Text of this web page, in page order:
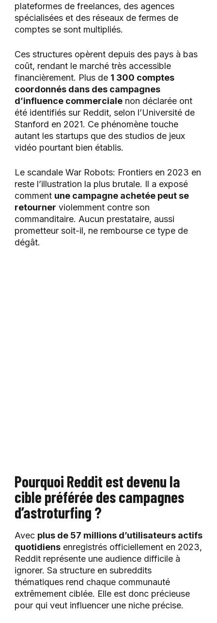
plateformes de freelances, des agences
spécialisées et des réseaux de fermes de
comptes se sont multipliés.
Ces structures opèrent depuis des pays à bas
coût, rendant le marché très accessible
financièrement. Plus de 1 300 comptes
coordonnés dans des campagnes
d’influence commerciale non déclarée ont
été identifiés sur Reddit, selon l’Université de
Stanford en 2021. Ce phénomène touche
autant les startups que des studios de jeux
vidéo pourtant bien établis.
Le scandale War Robots: Frontiers en 2023 en
reste l’illustration la plus brutale. Il a exposé
comment une campagne achetée peut se
retourner violemment contre son
commanditaire. Aucun prestataire, aussi
prometteur soit-il, ne rembourse ce type de
dégât.
Pourquoi Reddit est devenu la
cible préférée des campagnes
d’astroturfing ?
Avec plus de 57 millions d’utilisateurs actifs
quotidiens enregistrés officiellement en 2023,
Reddit représente une audience difficile à
ignorer. Sa structure en subreddits
thématiques rend chaque communauté
extrêmement ciblée. Elle est donc précieuse
pour qui veut influencer une niche précise.